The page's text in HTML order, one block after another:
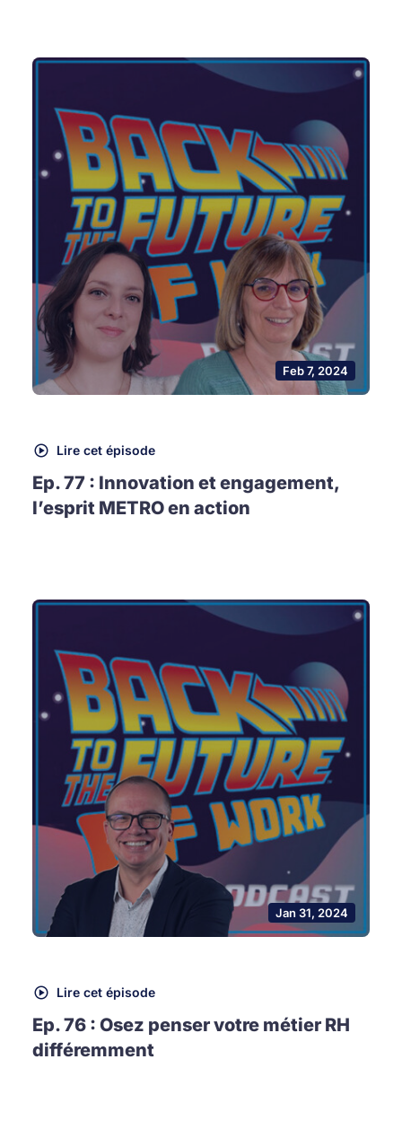
Feb 7, 2024
Lire cet épisode
Ep. 77 : Innovation et engagement,
l’esprit METRO en action
Jan 31, 2024
Lire cet épisode
Ep. 76 : Osez penser votre métier RH
différemment